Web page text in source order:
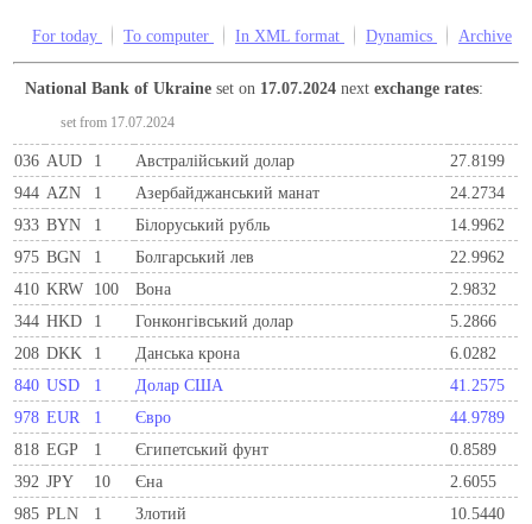
For today To computer In XML format Dynamics Archive
National Bank of Ukraine set on 17.07.2024 nextexchange rates:
set from 17.07.2024
036 AUD 1 Австралійський долар
27.8199
944 AZN 1 Азербайджанський манат
24.2734
933 BYN 1 Бiлоруський рубль
14.9962
975 BGN 1 Болгарський лев
22.9962
410 KRW 100 Вона
2.9832
344 HKD 1 Гонконгівський долар
5.2866
208 DKK 1 Данська крона
6.0282
840 USD 1 Долар США
41.2575
978 EUR 1 Євро
44.9789
818 EGP 1 Єгипетський фунт
0.8589
392 JPY 10 Єна
2.6055
985 PLN 1 Злотий
10.5440